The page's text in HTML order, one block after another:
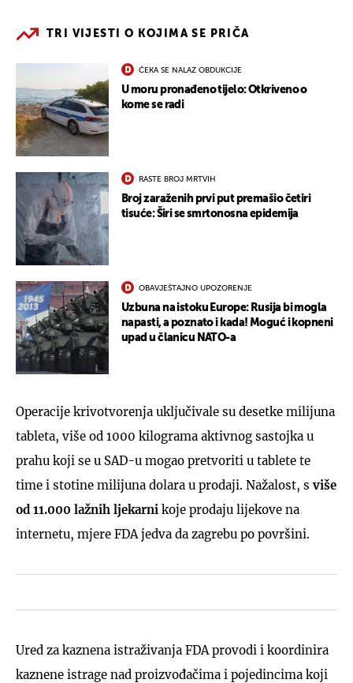
TRI VIJESTI O KOJIMA SE PRIČA
ČEKA SE NALAZ OBDUKCIJE
U moru pronađeno tijelo: Otkriveno o
kome se radi
RASTE BROJ MRTVIH
Broj zaraženih prvi put premašio četiri
tisuće: Širi se smrtonosna epidemija
OBAVJEŠTAJNO UPOZORENJE
Uzbuna na istoku Europe: Rusija bi mogla
napasti, a poznato i kada! Moguć i kopneni
upad u članicu NATO-a
Operacije krivotvorenja uključivale su desetke milijuna
tableta, više od 1000 kilograma aktivnog sastojka u
prahu koji se u SAD-u mogao pretvoriti u tablete te
time i stotine milijuna dolara u prodaji. Nažalost, sviše
od 11.000 lažnih ljekarni koje prodaju lijekove na
internetu, mjere FDA jedva da zagrebu po površini.
Ured za kaznena istraživanja FDA provodi i koordinira
kaznene istrage nad proizvođačima i pojedincima koji